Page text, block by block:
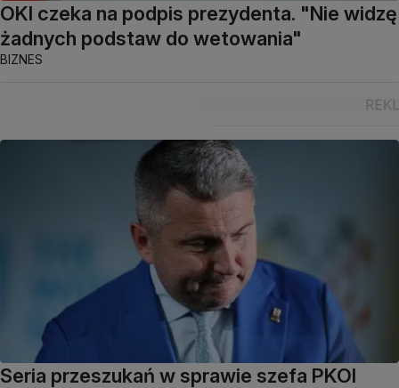
OKI czeka na podpis prezydenta. "Nie widzę
żadnych podstaw do wetowania"
BIZNES
Seria przeszukań w sprawie szefa PKOl